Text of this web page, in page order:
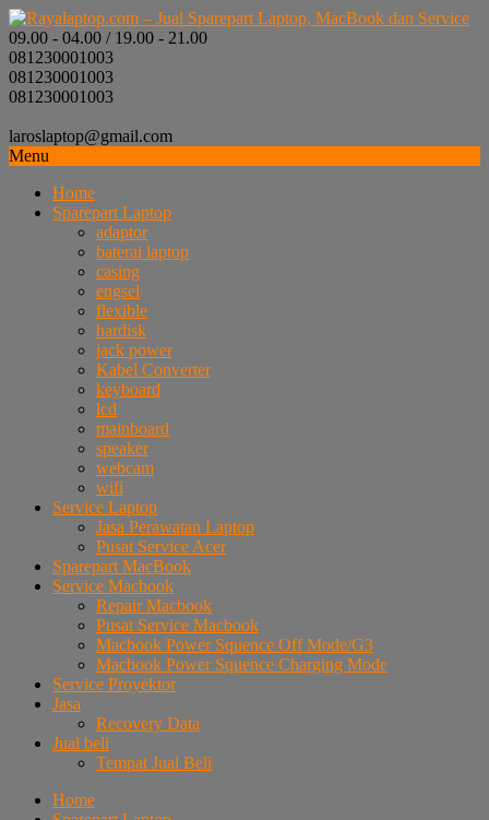
09.00 - 04.00 / 19.00 - 21.00
081230001003
081230001003
081230001003
laroslaptop@gmail.com
Menu
Home
Sparepart Laptop
adaptor
baterai laptop
casing
engsel
flexible
hardisk
jack power
Kabel Converter
keyboard
lcd
mainboard
speaker
webcam
wifi
Service Laptop
Jasa Perawatan Laptop
Pusat Service Acer
Sparepart MacBook
Service Macbook
Repair Macbook
Pusat Service Macbook
Macbook Power Squence Off Mode/G3
Macbook Power Squence Charging Mode
Service Proyektor
Jasa
Recovery Data
Jual beli
Tempat Jual Beli
Home